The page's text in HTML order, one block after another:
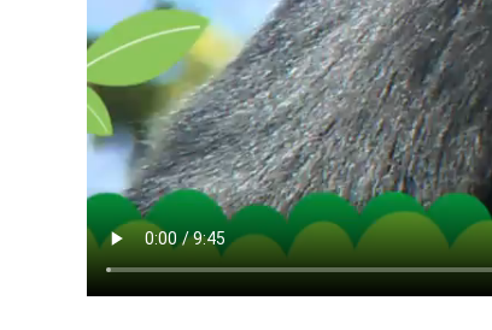
※マイページへのログイン
※MyIDとは、CCNet Web
IDはお客様が使っているメ
（GmailやYahooなどのフリ
※マイページへのログイン
※CCNetアプリをご利用中
＜メンテナンス情報＞
CCNetWebTVのリニューア